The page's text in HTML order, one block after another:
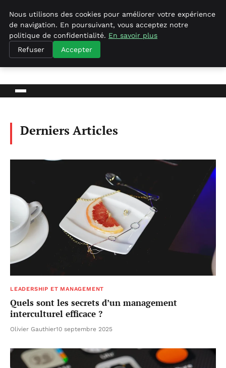
Geekgumbo
Derniers Articles
LEADERSHIP ET MANAGEMENT
Quels sont les secrets d’un management
interculturel efficace ?
Olivier Gauthier10 septembre 2025
Nous utilisons des cookies pour améliorer votre expérience
de navigation. En poursuivant, vous acceptez notre
politique de confidentialité. En savoir plus
Refuser
Accepter